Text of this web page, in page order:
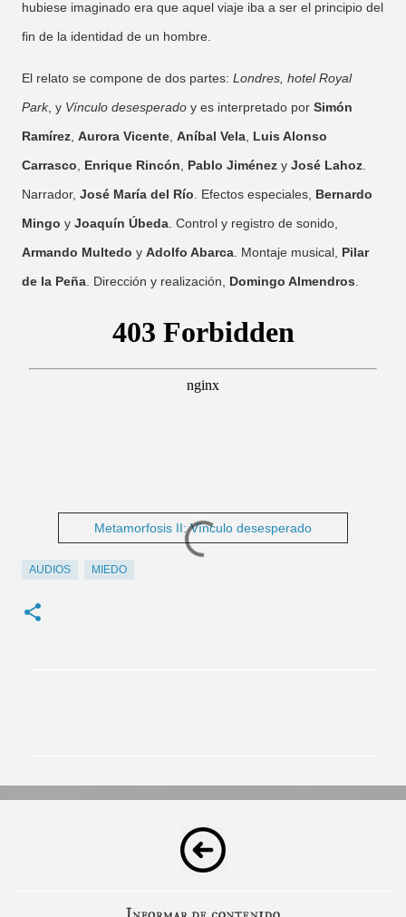
hubiese imaginado era que aquel viaje iba a ser el principio del
fin de la identidad de un hombre.
El relato se compone de dos partes: Londres, hotel Royal
Park, y Vínculo desesperado y es interpretado por Simón
Ramírez Aurora Vicente Aníbal Vela Luis Alonso
Carrasco
Enrique Rincón Pablo Jiménez y José Lahoz
Narrador, José María del Río . Efectos especiales, Bernardo
Mingo y Joaquín Úbeda . Control y registro de sonido,
Armando Multedo y Adolfo Abarca . Montaje musical, Pilar
de la Peña . Dirección y realización, Domingo Almendros
Metamorfosis II: Vínculo desesperado
AUDIOS MIEDO
n